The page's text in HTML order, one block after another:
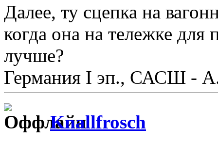
Далее, ту сцепка на
когда она на тележке
лучше?
Германия I эп., САСШ -
Knallfrosch